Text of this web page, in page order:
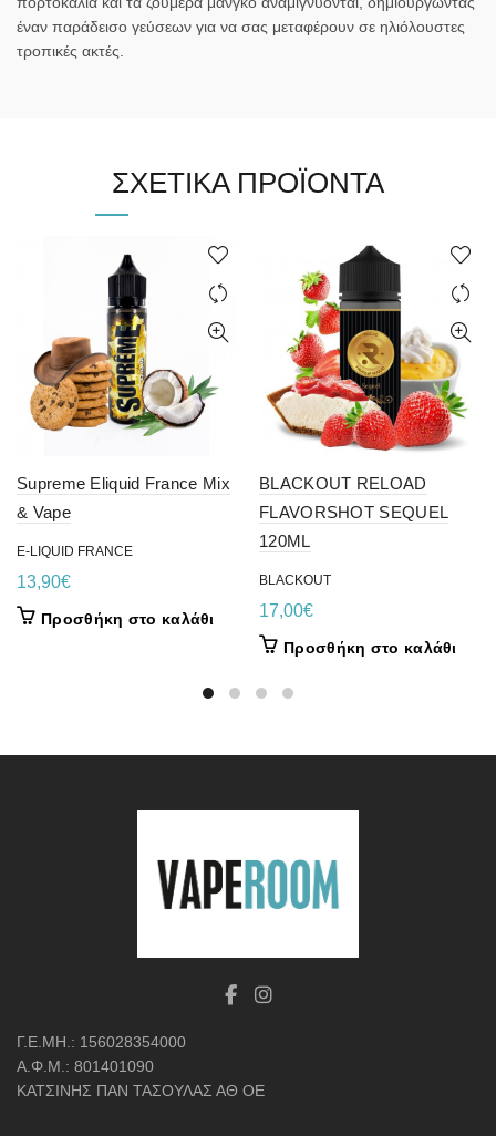
έναν παράδεισο γεύσεων για να σας μεταφέρουν σε ηλιόλουστες
τροπικές ακτές.
ΣΧΕΤΙΚΆ ΠΡΟΪΌΝΤΑ
Supreme Eliquid France Mix
& Vape
E-LIQUID FRANCE
13,90€
Προσθήκη στο καλάθι
BLACKOUT RELOAD
FLAVORSHOT SEQUEL
120ML
BLACKOUT
17,00€
Προσθήκη στο καλάθι
Γ.Ε.ΜΗ.: 156028354000
Α.Φ.Μ.: 801401090
ΚΑΤΣΙΝΗΣ ΠΑΝ ΤΑΣΟΥΛΑΣ ΑΘ ΟΕ